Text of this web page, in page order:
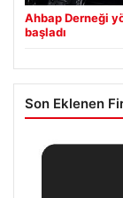
Ahbap Derneği
başladı
Son Eklenen